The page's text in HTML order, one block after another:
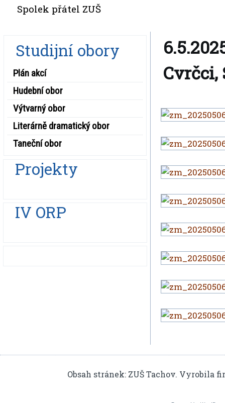
Spolek přátel ZUŠ
Studijní obory
Plán akcí
Hudební obor
Výtvarný obor
Literárně dramatický obor
Taneční obor
Projekty
IV ORP
Cvrčci,
Obsah stránek: ZUŠ Tachov. Vyrobila